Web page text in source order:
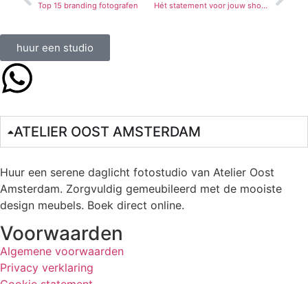
Top 15 branding fotografen Hét statement voor jouw shoot: nieuwe houten wand in The Loft
huur een studio
ATELIER OOST AMSTERDAM
Huur een serene daglicht fotostudio van Atelier Oost
Amsterdam. Zorgvuldig gemeubileerd met de mooiste
design meubels. Boek direct online.
Voorwaarden
Algemene voorwaarden
Privacy verklaring